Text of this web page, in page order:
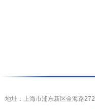
地址：上海市浦东新区金海路